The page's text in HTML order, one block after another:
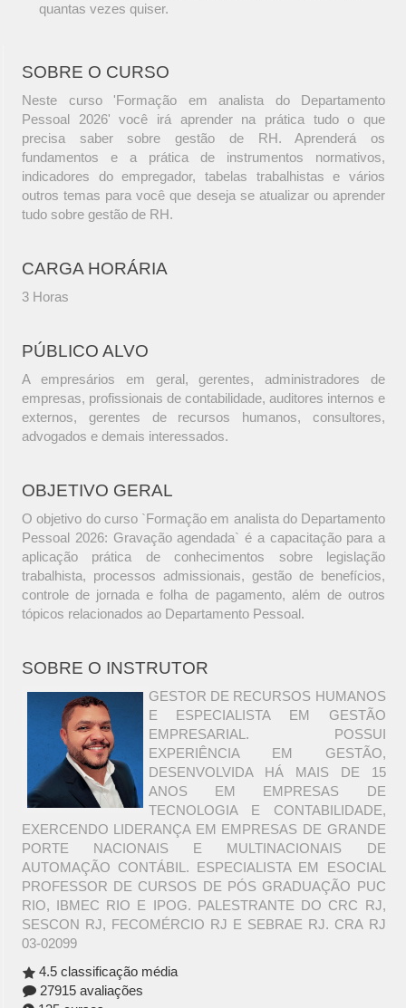
quantas vezes quiser.
SOBRE O CURSO
Neste curso 'Formação em analista do Departamento
Pessoal 2026' você irá aprender na prática tudo o que
precisa saber sobre gestão de RH. Aprenderá os
fundamentos e a prática de instrumentos normativos,
indicadores do empregador, tabelas trabalhistas e vários
outros temas para você que deseja se atualizar ou aprender
tudo sobre gestão de RH.
CARGA HORÁRIA
3 Horas
PÚBLICO ALVO
A empresários em geral, gerentes, administradores de
empresas, profissionais de contabilidade, auditores internos e
externos, gerentes de recursos humanos, consultores,
advogados e demais interessados.
OBJETIVO GERAL
O objetivo do curso `Formação em analista do Departamento
Pessoal 2026: Gravação agendada` é a capacitação para a
aplicação prática de conhecimentos sobre legislação
trabalhista, processos admissionais, gestão de benefícios,
controle de jornada e folha de pagamento, além de outros
tópicos relacionados ao Departamento Pessoal.
SOBRE O INSTRUTOR
GESTOR DE RECURSOS HUMANOS
E ESPECIALISTA EM GESTÃO
EMPRESARIAL. POSSUI
EXPERIÊNCIA EM GESTÃO,
DESENVOLVIDA HÁ MAIS DE 15
ANOS EM EMPRESAS DE
TECNOLOGIA E CONTABILIDADE,
EXERCENDO LIDERANÇA EM EMPRESAS DE GRANDE
PORTE NACIONAIS E MULTINACIONAIS DE
AUTOMAÇÃO CONTÁBIL. ESPECIALISTA EM ESOCIAL
PROFESSOR DE CURSOS DE PÓS GRADUAÇÃO PUC
RIO, IBMEC RIO E IPOG. PALESTRANTE DO CRC RJ,
SESCON RJ, FECOMÉRCIO RJ E SEBRAE RJ. CRA RJ
03-02099
4.5 classificação média
27915 avaliações